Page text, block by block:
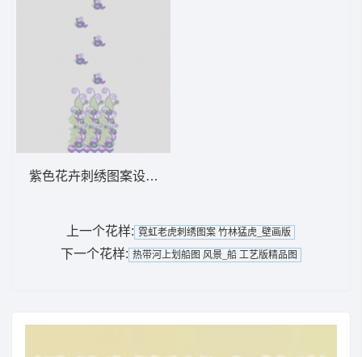
紫色花卉刺绣图案设计 经典3合一_特种图案_
上一个花样: 霓虹老虎刺绣图案 竹林猛虎_壁画版
下一个花样: 热带河上划船图 风景_船 工艺版精品图